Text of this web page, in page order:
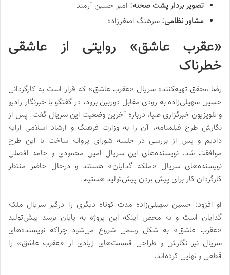
تصویر بردار پشت صحنه: امیر حسین آرمند
مشاور نظامی: سرهنگ اصغرزاده
«عقرب عاشق» روایتی از عاشقی
خطرناک
رضا محقق تهیه‌کننده سریال «عقرب عاشق» که قرار است به کارگردانی
حسین سهیلی‌زاده به زودی مقابل دوربین برود، در گفتگو با خبرنگار رادیو
و تلویزیون خبرگزاری صبا، درباره آخرین وضعیت این سریال گفت: پس از
نگارش طرح فیلمنامه، آن را به وزارت فرهنگ و ارشاد اسلامی ارایه
دادیم و پس از بررسی در جلسه شورای پروانه ساخت با این طرح
موافقت شد. نویسنده‌های این سریال امین محمودی و حامد افضلی
نویسنده‌های سریال «ملکه گدایان» هستند و درحال حاضر منتظر
کارگردان کار برای پیش بردن پیش‌تولید هستیم.
او افزود: حسین سهیلی‌زاده مدت کوتاه دیگری را درگیر سریال ملکه
گدایان است و به محض اینکه این پروژه به پایان برسد پیش‌تولید
«عقرب عاشق» به شکل رسمی شروع می‌شود چراکه نویسنده‌های
سریال نیز نگارش و طراحی قسمت‌های زیادی از «عقرب عاشق» را
قطعی و نهایی کرده‌اند.